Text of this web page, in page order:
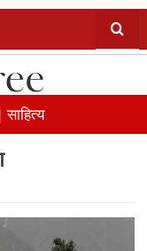
|साहित्य